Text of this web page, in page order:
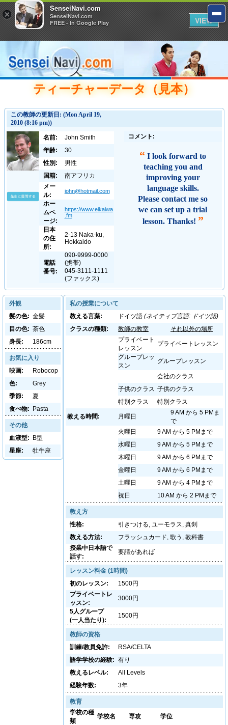
ティーチャーデータ（見本）
この教師の更新日: (Mon April 19,
2010 (8:16 pm))
名前:
John Smith
年齢:
30
性別:
男性
国籍:
南アフリカ
メー
ル:
john@hotmail.com
ホー
ムペ
ージ:
https://www.eikaiwa
.fm
日本
の住
所:
2-13 Naka-ku,
Hokkaido
電話
番号:
090-9999-0000
(携帯)
045-3111-1111
(ファックス)
コメント:
“ I look forward to
teaching you and
improving your
language skills.
Please contact me so
we can set up a trial
lesson. Thanks! ”
外観
髪の色: 金髪
目の色: 茶色
身長:
186cm
お気に入り
映画:
Robocop
色:
Grey
季節:
夏
食べ物:
Pasta
その他
血液型:
B型
星座:
牡牛座
私の授業について
教える言葉:
ドイツ語 (ネイティブ言語: ドイツ語)
クラスの種類:
教師の教室
それ以外の場所
プライベート
レッスン
プライベートレッスン
グループレッ
スン
グループレッスン
会社のクラス
子供のクラス 子供のクラス
特別クラス
特別クラス
教える時間: 月曜日
9 AM から 5 PMま
で
火曜日
9 AM から 5 PMまで
水曜日
9 AM から 5 PMまで
木曜日
9 AM から 6 PMまで
金曜日
9 AM から 6 PMまで
土曜日
9 AM から 4 PMまで
祝日
10 AM から 2 PMまで
教え方
性格:
引きつける, ユーモラス, 真剣
教える方法:
フラッシュカード, 歌う, 教科書
授業中日本語で
話す:
要請があれば
レッスン料金 (1時間)
初のレッスン:
1500円
プライベートレ
ッスン:
3000円
5人グループ
(一人当たり):
1500円
教師の資格
訓練/教員免許:
RSA/CELTA
語学学校の経験: 有り
教えるレベル:
All Levels
経験年数:
3年
教育
学校の種
類
学校名 専攻 学位
×
SenseiNavi.com
SenseiNavi.com
FREE - In Google Play
VIEW